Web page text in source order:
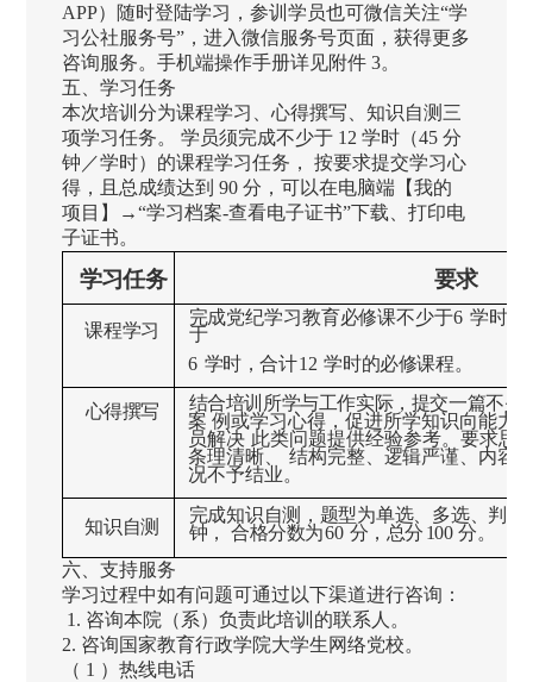
APP）随时登陆学习，参训学员也可微信关注“学
习公社服务号”，进入微信服务号页面，获得更多
咨询服务。手机端操作手册详见附件 3。
五、学习任务
本次培训分为课程学习、心得撰写、知识自测三
项学习任务。 学员须完成不少于 12 学时（45 分
钟／学时）的课程学习任务， 按要求提交学习心
得，且总成绩达到 90 分，可以在电脑端【我的
项目】→“学习档案-查看电子证书”下载、打印电
子证书。
学习任务 要求
课程学习
完成党纪学习教育必修课不少于6 学时、
于
6 学时，合计12 学时的必修课程。
心得撰写
结合培训所学与工作实际，提交一篇不少
案 例或学习心得，促进所学知识向能力
员解决 此类问题提供经验参考。要求思
条理清晰、
结构完整、逻辑严谨、内容
况不予结业。
知识自测
完成知识自测，题型为单选、多选、判断
钟，
合格分数为60 分，总分 100 分。
六、支持服务
学习过程中如有问题可通过以下渠道进行咨询：
1. 咨询本院（系）负责此培训的联系人。
2. 咨询国家教育行政学院大学生网络党校。
（ 1 ）热线电话